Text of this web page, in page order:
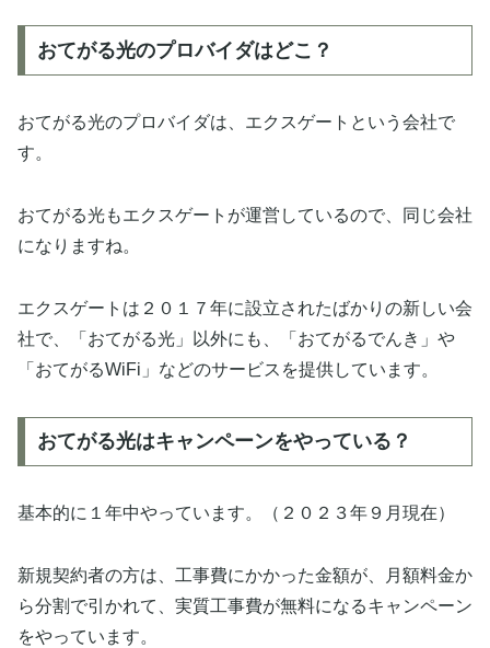
おてがる光のプロバイダはどこ？
おてがる光のプロバイダは、エクスゲートという会社で
す。
おてがる光もエクスゲートが運営しているので、同じ会社
になりますね。
エクスゲートは２０１７年に設立されたばかりの新しい会
社で、「おてがる光」以外にも、「おてがるでんき」や
「おてがるWiFi」などのサービスを提供しています。
おてがる光はキャンペーンをやっている？
基本的に１年中やっています。（２０２３年９月現在）
新規契約者の方は、工事費にかかった金額が、月額料金か
ら分割で引かれて、実質工事費が無料になるキャンペーン
をやっています。